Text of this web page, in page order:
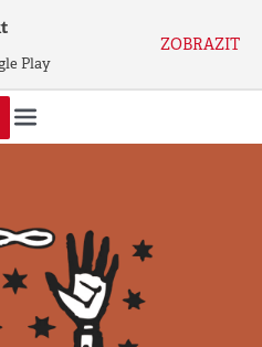
Play
ZOBRAZIT